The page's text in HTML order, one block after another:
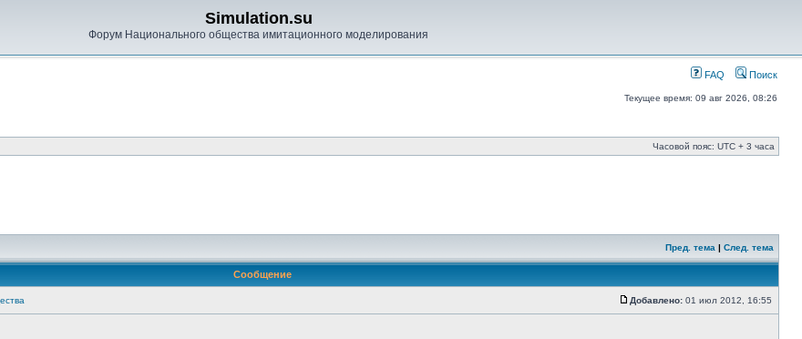
Simulation.su
Форум Национального общества имитационного моделирования
FAQ Поиск
Текущее время: 09 авг 2026, 08:26
Часовой пояс: UTC + 3 часа
Пред. тема | След. тема
Сообщение
Добавлено: 01 июл 2012, 16:55